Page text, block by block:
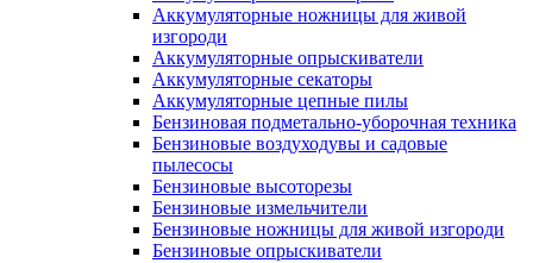
Аккумуляторные ножницы для живой
изгороди
Аккумуляторные опрыскиватели
Аккумуляторные секаторы
Аккумуляторные цепные пилы
Бензиновая подметально-уборочная техника
Бензиновые воздуходувы и садовые
пылесосы
Бензиновые высоторезы
Бензиновые измельчители
Бензиновые ножницы для живой изгороди
Бензиновые опрыскиватели